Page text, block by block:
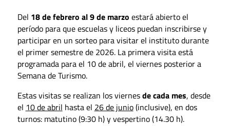
Del 18 de febrero al 9 de marzo estará abierto el
período para que escuelas y liceos puedan inscribirse y
participar en un sorteo para visitar el instituto durante
el primer semestre de 2026. La primera visita está
programada para el 10 de abril, el viernes posterior a
Semana de Turismo.
Estas visitas se realizan los viernesde cada mes, desde
el 10 de abril hasta el 26 de junio(inclusive), en dos
turnos: matutino (9:30 h) y vespertino (14.30 h).